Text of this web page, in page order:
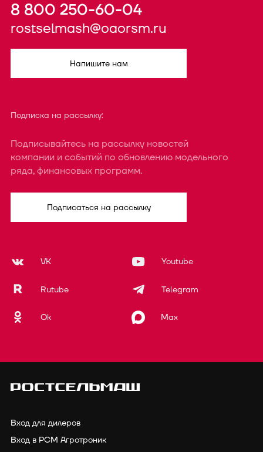
8 800 250-60-04
rostselmash@oaorsm.ru
Напишите нам
Подписка на рассылку:
Подписывайтесь на рассылку новостей
компании и событий по обновлению модельного
ряда, финансовых программ.
Подписаться на рассылку
VK Youtube
Rutube Telegram
Ok Max
Вход для дилеров
Вход в РСМ Агротроник